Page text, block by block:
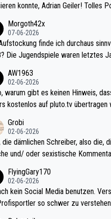
konnte, Adrian Geiler! Tolles
Morgoth42x
07-06-2026
finde ich durchaus
sehr kur
Somit ändert die automatische
nichts. Ich denke sie wollen damit für nächste
wenig WDF Turniere spielen.
Jahr der Fall. Er musste als
den Qualifier und ich glaube kaum,
antun würde, wenn er doch
hat.
AW1963
02-06-2026
M
kostenlos auf pluto.tv übertragen
Grobi
02-06-2026
die dämlichen Schreiber, also die,
und/ oder sexistische
in den Griff kriegen. Nur eins
doch neulich erst derjenige,
hat. Und Littlers Mutter
FlyingGary170
02-06-2026
kein Social Media benutzen.
so schwer zu